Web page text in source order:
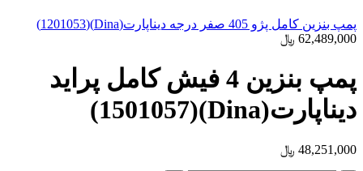
پمپ بنزین کامل پژو 405 صفر درجه دیناپارت(Dina)(1201053)
62,489,000 ﷼
پمپ بنزین 4 فیش کامل پراید
دیناپارت(Dina)(1501057)
48,251,000 ﷼